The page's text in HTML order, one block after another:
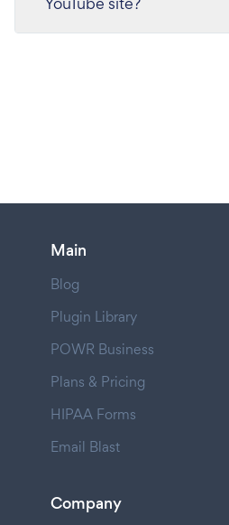
Main
Blog
Plugin Library
POWR Business
Plans & Pricing
HIPAA Forms
Email Blast
Company